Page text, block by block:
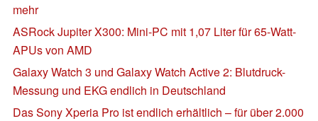
mehr
ASRock Jupiter X300: Mini-PC mit 1,07 Liter für 65-Watt-
APUs von AMD
Galaxy Watch 3 und Galaxy Watch Active 2: Blutdruck-
Messung und EKG endlich in Deutschland
Das Sony Xperia Pro ist endlich erhältlich – für über 2.000